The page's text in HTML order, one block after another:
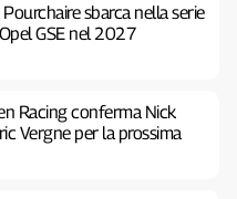
sbarca nella serie
GSE nel 2027
Racing conferma Nick
Vergne per la prossima